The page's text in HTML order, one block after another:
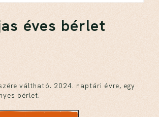
éves bérlet
váltható. 2024. naptári évre, egy
bérlet.